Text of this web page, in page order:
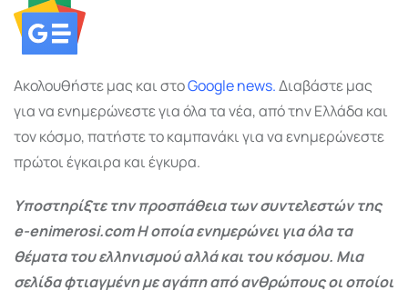
Ακολουθήστε μας και στοGooglenews.Διαβάστε μας
για να ενημερώνεστε για όλα τα νέα, από την Ελλάδα και
τον κόσμο, πατήστε το καμπανάκι για να ενημερώνεστε
πρώτοι έγκαιρα και έγκυρα.
Υποστηρίξτε την προσπάθεια των συντελεστών της
e-enimerosi.com Η οποία ενημερώνει για όλα τα
θέματα του ελληνισμού αλλά και του κόσμου. Μια
σελίδα φτιαγμένη με αγάπη από ανθρώπους οι οποίοι